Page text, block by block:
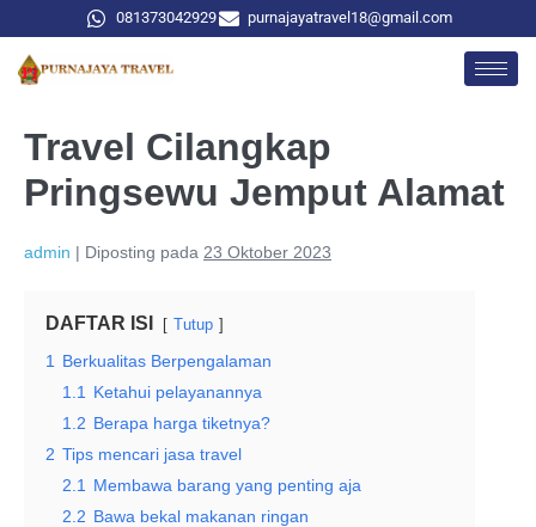
081373042929 purnajayatravel18@gmail.com
Travel Cilangkap
Pringsewu Jemput Alamat
admin | Diposting pada 23 Oktober 2023
DAFTAR ISI Tutup
1
Berkualitas Berpengalaman
1.1
Ketahui pelayanannya
1.2 Berapa harga tiketnya?
2 Tips mencari jasa travel
2.1
Membawa barang yang penting aja
2.2 Bawa bekal makanan ringan